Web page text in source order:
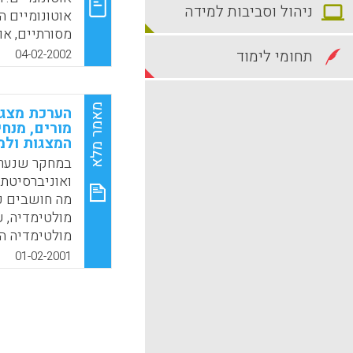
מסורתיים,
ומשמעותו
שינוי
פידגוגית
ובהערכת
מסורתיים
הישגי
המורים
שמאמינים
עוסקים
04-02-2002
מאמר מלא הערכת
מורים,
המצגות
במחקר
מה חושבים
מולטימדיה,
מולטימדיה
הלימודי.
01-02-2001
ניהול וסביבות למידה
תחומי לימוד